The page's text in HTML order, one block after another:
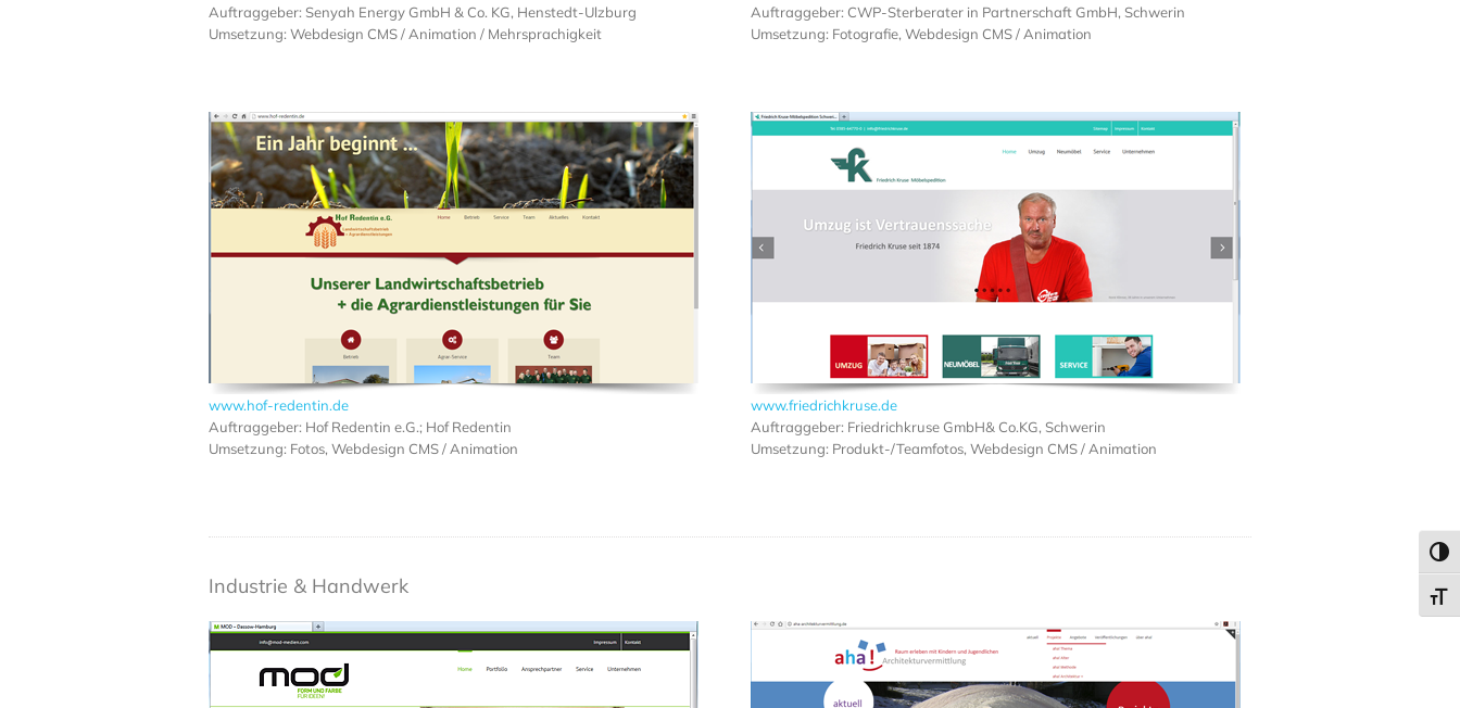
Auftraggeber: Senyah Energy GmbH & Co. KG, Henstedt-Ulzburg
Umsetzung: Webdesign CMS / Animation / Mehrsprachigkeit
Auftraggeber: CWP-Sterberater in Partnerschaft GmbH, Schwerin
Umsetzung: Fotografie, Webdesign CMS / Animation
www.hof-redentin.de
Auftraggeber: Hof Redentin e.G.; Hof Redentin
Umsetzung: Fotos, Webdesign CMS / Animation
www.friedrichkruse.de
Auftraggeber: Friedrichkruse GmbH& Co.KG, Schwerin
Umsetzung: Produkt-/Teamfotos, Webdesign CMS / Animation
Industrie & Handwerk